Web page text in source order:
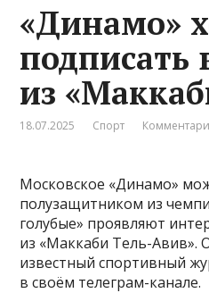
«Динамо»
подписать
из
18.07.2025 Спорт
Московское «Динамо»
полузащитником из
голубые» проявляют
из «Маккаби Тель-Авив».
известный спортивный
в своём телеграм-канале.